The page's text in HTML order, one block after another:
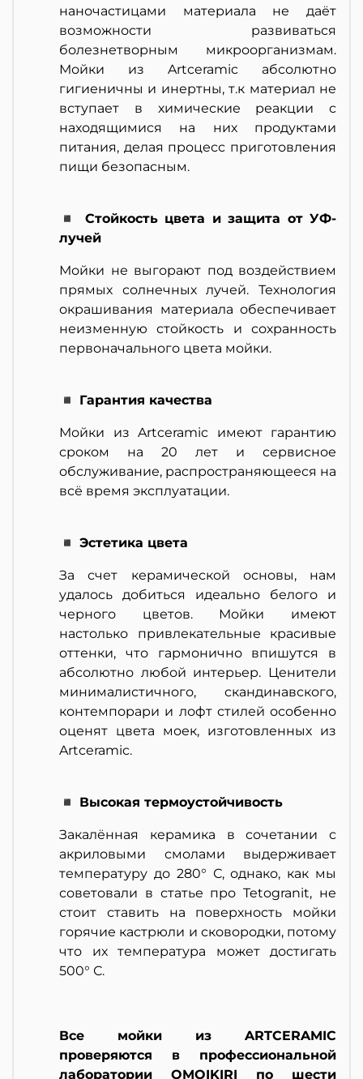
наночастицами материала не даёт
возможности развиваться
болезнетворным микроорганизмам.
Мойки из Artceramic абсолютно
гигиеничны и инертны, т.к материал не
вступает в химические реакции с
находящимися на них продуктами
питания, делая процесс приготовления
пищи безопасным.
◾ Стойкость цвета и защита от УФ-
лучей
Мойки не выгорают под воздействием
прямых солнечных лучей. Технология
окрашивания материала обеспечивает
неизменную стойкость и сохранность
первоначального цвета мойки.
◾ Гарантия качества
Мойки из Artceramic имеют гарантию
сроком на 20 лет и сервисное
обслуживание, распространяющееся на
всё время эксплуатации.
◾ Эстетика цвета
За счет керамической основы, нам
удалось добиться идеально белого и
черного цветов. Мойки имеют
настолько привлекательные красивые
оттенки, что гармонично впишутся в
абсолютно любой интерьер. Ценители
минималистичного, скандинавского,
контемпорари и лофт стилей особенно
оценят цвета моек, изготовленных из
Artceramic.
◾ Высокая термоустойчивость
Закалённая керамика в сочетании с
акриловыми смолами выдерживает
температуру до 280° С, однако, как мы
советовали в статье про Tetogranit, не
стоит ставить на поверхность мойки
горячие кастрюли и сковородки, потому
что их температура может достигать
500° С.
Все мойки из ARTCERAMIC
проверяются в профессиональной
лаборатории OMOIKIRI по шести